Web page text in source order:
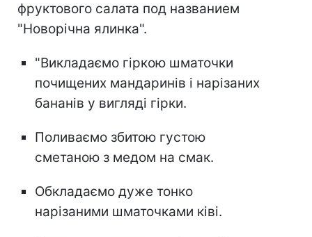
фруктового салата под названием
"Новорічна ялинка".
"Викладаємо гіркою шматочки
почищених мандаринів і нарізаних
бананів у вигляді гірки.
Поливаємо збитою густою
сметаною з медом на смак.
Обкладаємо дуже тонко
нарізаними шматочками ківі.